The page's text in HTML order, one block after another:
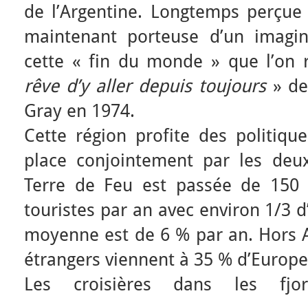
de l’Argentine. Longtemps
maintenant porteuse d’un
cette « fin du monde » que l’on
rêve d’y aller depuis toujours» de
Gray en 1974.
Cette région profite des
place conjointement par les
Terre de Feu est passée de
touristes par an avec environ 1/3
moyenne est de 6 % par an. Hors
étrangers viennent à 35 %
Les croisières dans les